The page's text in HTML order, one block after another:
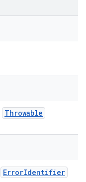
Throwable
ErrorIdentifier